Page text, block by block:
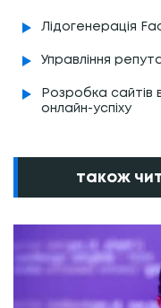
Лідогенерація
Управління
Розробка сайтів
онлайн-успіху
також